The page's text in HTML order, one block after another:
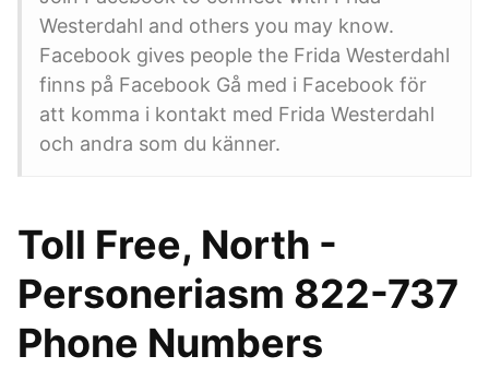
Westerdahl and others you may know.
Facebook gives people the Frida Westerdahl
finns på Facebook Gå med i Facebook för
att komma i kontakt med Frida Westerdahl
och andra som du känner.
Toll Free, North -
Personeriasm 822-737
Phone Numbers